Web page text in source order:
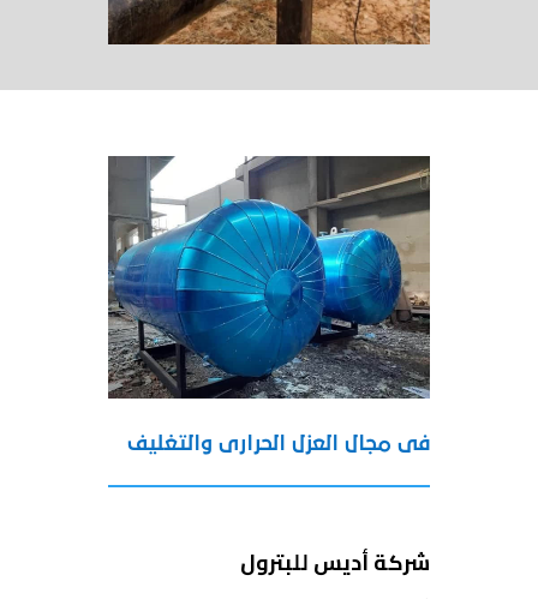
فى مجال العزل الحرارى والتغليف
شركة أديس للبترول